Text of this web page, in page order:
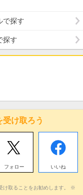
で探す
探す
受け取ろう
フォロー いいね
け取ることをお勧めします。 ※